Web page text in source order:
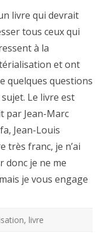
livre qui devrait
tous ceux qui
à la
et ont
quelques questions
Le livre est
par Jean-Marc
Jean-Louis
très franc, je n’ai
donc je ne me
je vous engage
, livre